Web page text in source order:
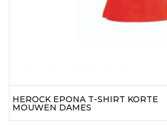
HEROCK EPONA T-SHIRT KORTE
MOUWEN DAMES